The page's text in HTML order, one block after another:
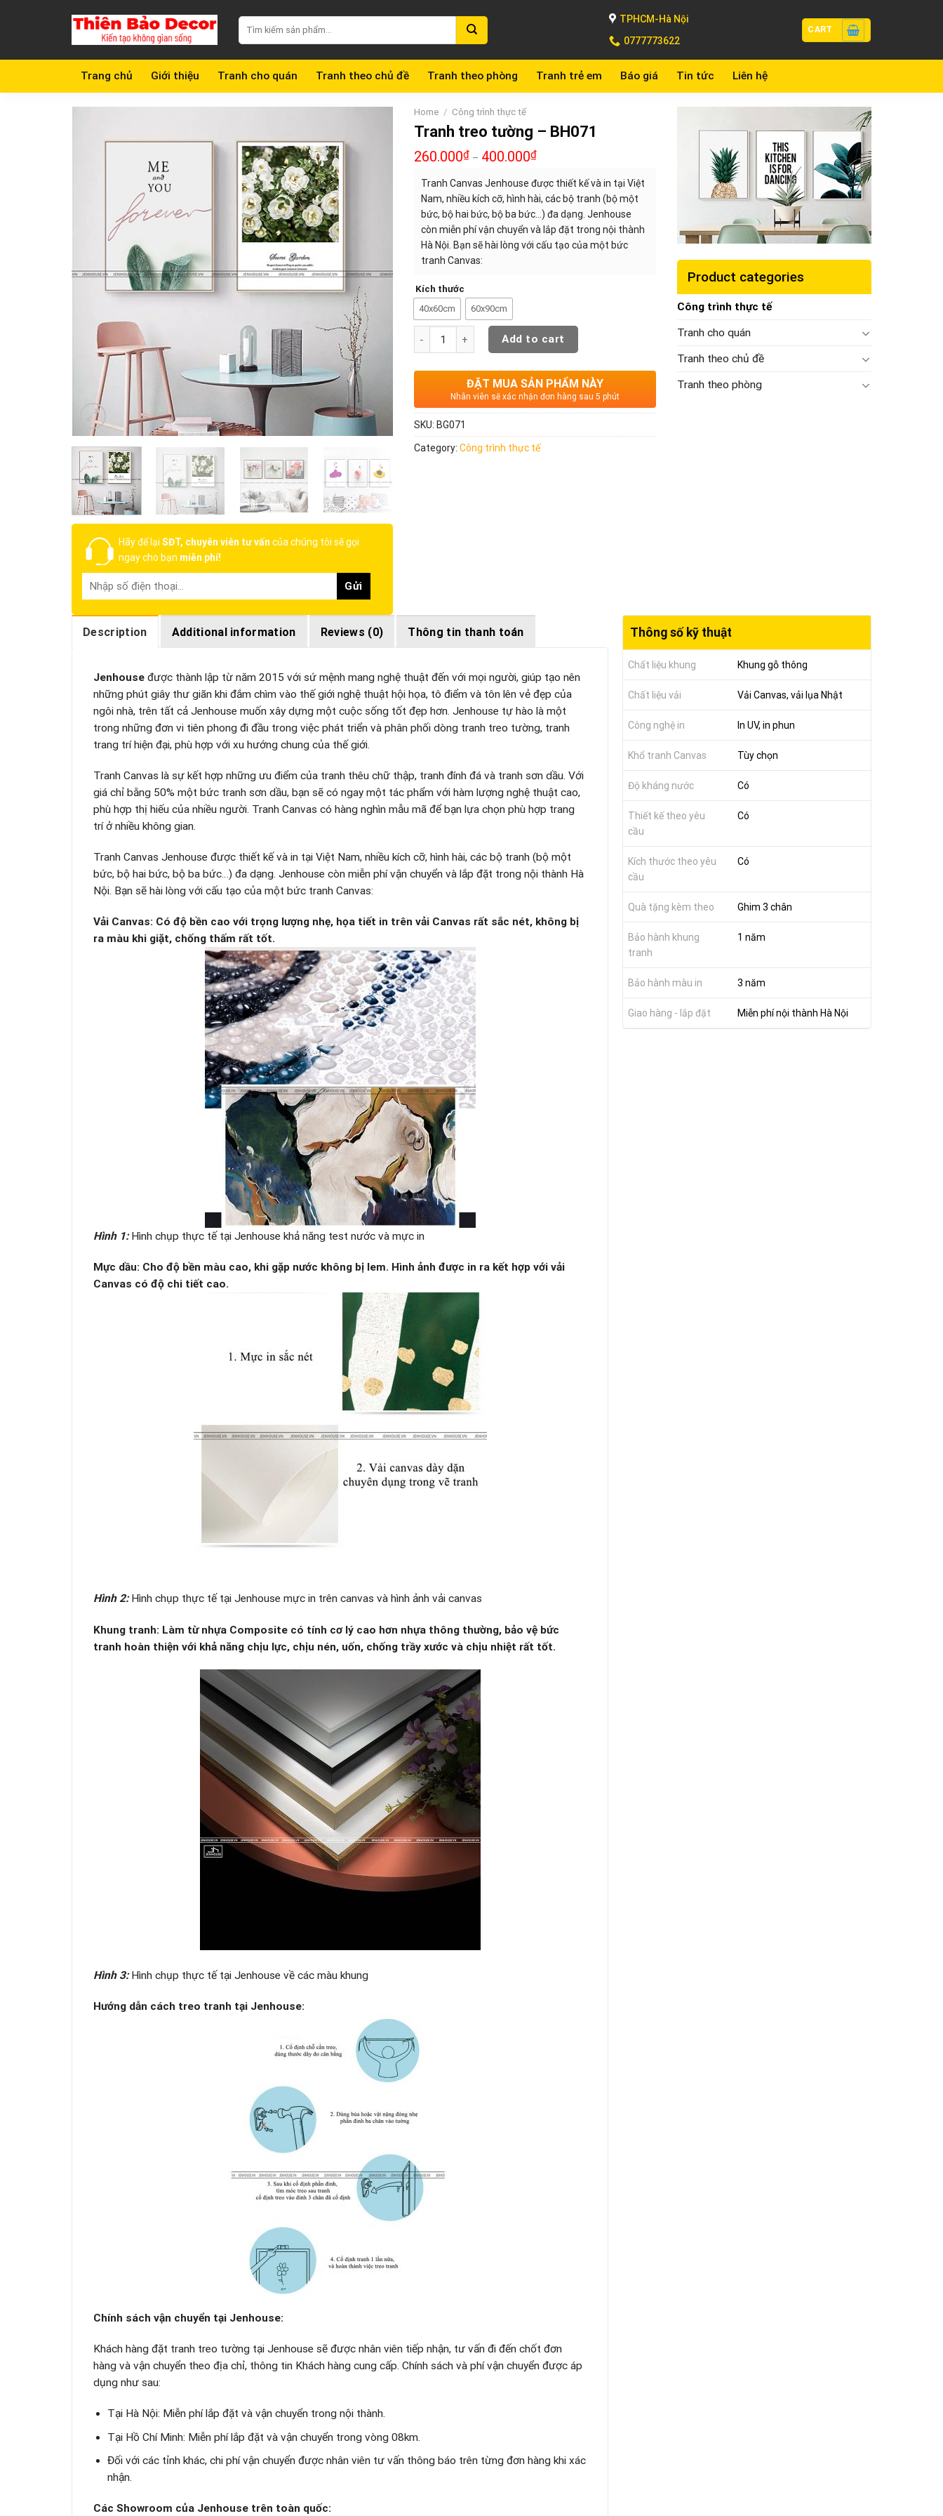
dung
Search
for:
TPHCM-Hà Nội
0777773622
CART
Trang chủ Giới thiệu Tranh cho quán Tranh theo chủ đề Tranh theo phòng Tranh trẻ em Báo giá Tin tức Liên hệ
Hãy để lại SĐT, chuyên viên tư vấn của chúng tôi sẽ gọi
ngay cho bạn miễn phí!
Home / Công trình thực tế
Tranh treo tường – BH071
260.000₫ – 400.000₫
Tranh Canvas Jenhouse được thiết kế và in tại Việt
Nam, nhiều kích cỡ, hình hài, các bộ tranh (bộ một
bức, bộ hai bức, bộ ba bức…) đa dạng. Jenhouse
còn miễn phí vận chuyển và lắp đặt trong nội thành
Hà Nội. Bạn sẽ hài lòng với cấu tạo của một bức
tranh Canvas:
Kích thước
40x60cm 60x90cm
Add to cart
ĐẶT MUA SẢN PHẨM NÀY
Nhân viên sẽ xác nhận đơn hàng sau 5 phút
SKU: BG071
Category: Công trình thực tế
Product categories
Công trình thực tế
Tranh cho quán
Tranh theo chủ đề
Tranh theo phòng
Description Additional information Reviews (0) Thông tin thanh toán
Jenhouse được thành lập từ năm 2015 với sứ mệnh mang nghệ thuật đến với mọi người, giúp tạo nên
những phút giây thư giãn khi đắm chìm vào thế giới nghệ thuật hội họa, tô điểm và tôn lên vẻ đẹp của
ngôi nhà, trên tất cả Jenhouse muốn xây dựng một cuộc sống tốt đẹp hơn. Jenhouse tự hào là một
trong những đơn vi tiên phong đi đầu trong việc phát triển và phân phối dòng tranh treo tường, tranh
trang trí hiện đại, phù hợp với xu hướng chung của thế giới.
Tranh Canvas là sự kết hợp những ưu điểm của tranh thêu chữ thập, tranh đính đá và tranh sơn dầu. Với
giá chỉ bằng 50% một bức tranh sơn dầu, bạn sẽ có ngay một tác phẩm với hàm lượng nghệ thuật cao,
phù hợp thị hiếu của nhiều người. Tranh Canvas có hàng nghìn mẫu mã để bạn lựa chọn phù hợp trang
trí ở nhiều không gian.
Tranh Canvas Jenhouse được thiết kế và in tại Việt Nam, nhiều kích cỡ, hình hài, các bộ tranh (bộ một
bức, bộ hai bức, bộ ba bức…) đa dạng. Jenhouse còn miễn phí vận chuyển và lắp đặt trong nội thành Hà
Nội. Bạn sẽ hài lòng với cấu tạo của một bức tranh Canvas:
Vải Canvas: Có độ bền cao với trọng lượng nhẹ, họa tiết in trên vải Canvas rất sắc nét, không bị
ra màu khi giặt, chống thấm rất tốt.
Hình 1:Hình chụp thực tế tại Jenhouse khả năng test nước và mực in
Mực dầu: Cho độ bền màu cao, khi gặp nước không bị lem. Hình ảnh được in ra kết hợp với vải
Canvas có độ chi tiết cao.
Hình 2: Hình chụp thực tế tại Jenhouse mực in trên canvas và hình ảnh vải canvas
Khung tranh: Làm từ nhựa Composite có tính cơ lý cao hơn nhựa thông thường, bảo vệ bức
tranh hoàn thiện với khả năng chịu lực, chịu nén, uốn, chống trầy xước và chịu nhiệt rất tốt.
Hình 3:Hình chụp thực tế tại Jenhouse về các màu khung
Hướng dẫn cách treo tranh tại Jenhouse:
Chính sách vận chuyển tại Jenhouse:
Khách hàng đặt tranh treo tường tại Jenhouse sẽ được nhân viên tiếp nhận, tư vấn đi đến chốt đơn
hàng và vận chuyển theo địa chỉ, thông tin Khách hàng cung cấp. Chính sách và phí vận chuyển được áp
dụng như sau:
Tại Hà Nội: Miễn phí lắp đặt và vận chuyển trong nội thành.
Tại Hồ Chí Minh: Miễn phí lắp đặt và vận chuyển trong vòng 08km.
Đối với các tỉnh khác, chi phí vận chuyển được nhân viên tư vấn thông báo trên từng đơn hàng khi xác
nhận.
Các Showroom của Jenhouse trên toàn quốc:
Thông số kỹ thuật
Chất liệu khung Khung gỗ thông
Chất liệu vải Vải Canvas, vải lụa Nhật
Công nghệ in In UV, in phun
Khổ tranh Canvas Tùy chọn
Độ kháng nước Có
Thiết kế theo yêu
cầu
Có
Kích thước theo yêu
cầu
Có
Quà tặng kèm theo Ghim 3 chân
Bảo hành khung
tranh
1 năm
Bảo hành màu in 3 năm
Giao hàng - lắp đặt Miễn phí nội thành Hà Nội